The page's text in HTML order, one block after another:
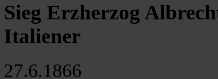
Sieg Erzherzog
Italiener
27.6.1866